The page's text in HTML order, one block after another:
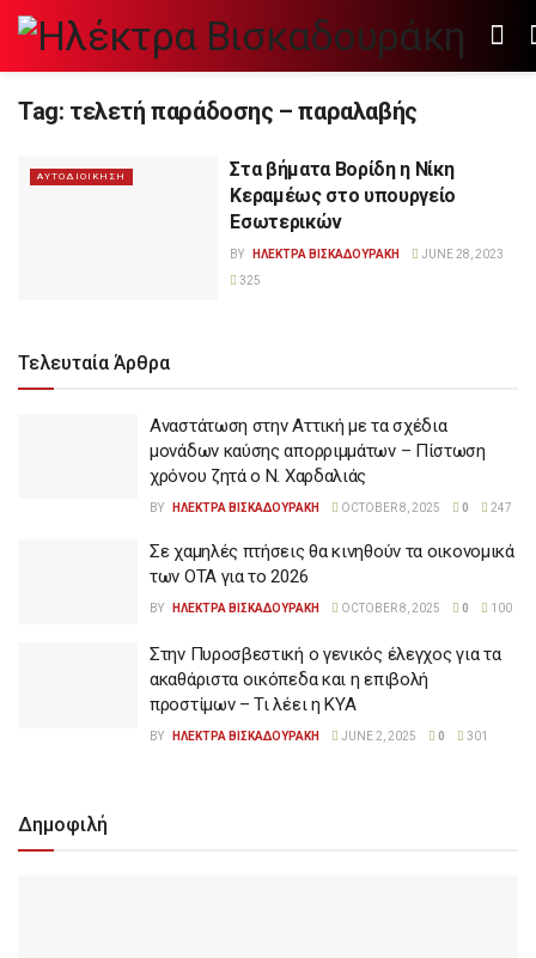
Tag: τελετή παράδοσης – παραλαβής
ΑΥΤΟΔΙΟΙΚΗΣΗ
Στα βήματα Βορίδη η Νίκη
Κεραμέως στο υπουργείο
Εσωτερικών
BY ΗΛΕΚΤΡΑ ΒΙΣΚΑΔΟΥΡΑΚΗ
JUNE 28, 2023
325
Τελευταία Άρθρα
Αναστάτωση στην Αττική με τα σχέδια
μονάδων καύσης απορριμμάτων – Πίστωση
χρόνου ζητά ο Ν. Χαρδαλιάς
BY ΗΛΕΚΤΡΑ ΒΙΣΚΑΔΟΥΡΑΚΗ OCTOBER 8, 2025 0 247
Σε χαμηλές πτήσεις θα κινηθούν τα οικονομικά
των ΟΤΑ για το 2026
BY ΗΛΕΚΤΡΑ ΒΙΣΚΑΔΟΥΡΑΚΗ OCTOBER 8, 2025 0 100
Στην Πυροσβεστική ο γενικός έλεγχος για τα
ακαθάριστα οικόπεδα και η επιβολή
προστίμων – Τι λέει η ΚΥΑ
BY ΗΛΕΚΤΡΑ ΒΙΣΚΑΔΟΥΡΑΚΗ JUNE 2, 2025 0 301
Δημοφιλή